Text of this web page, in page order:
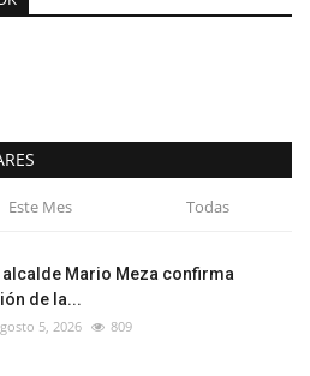
Este Mes Todas
alcalde Mario Meza confirma
de la...
5, 2026 809